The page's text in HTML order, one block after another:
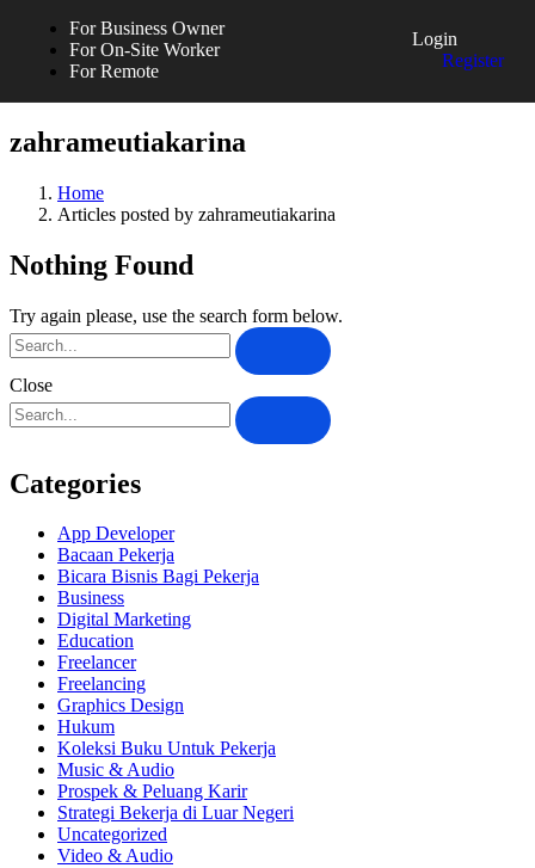
For Business Owner
For On-Site Worker
For Remote
Login
Register
zahrameutiakarina
Home
Articles posted by zahrameutiakarina
Nothing Found
Try again please, use the search form below.
Close
Categories
App Developer
Bacaan Pekerja
Bicara Bisnis Bagi Pekerja
Business
Digital Marketing
Education
Freelancer
Freelancing
Graphics Design
Hukum
Koleksi Buku Untuk Pekerja
Music & Audio
Prospek & Peluang Karir
Strategi Bekerja di Luar Negeri
Uncategorized
Video & Audio